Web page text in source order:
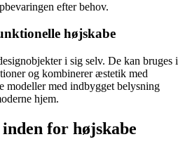
efter behov.
højskabe
i sig selv. De kan bruges i
og kombinerer æstetik med
med indbygget belysning
hjem.
for højskabe